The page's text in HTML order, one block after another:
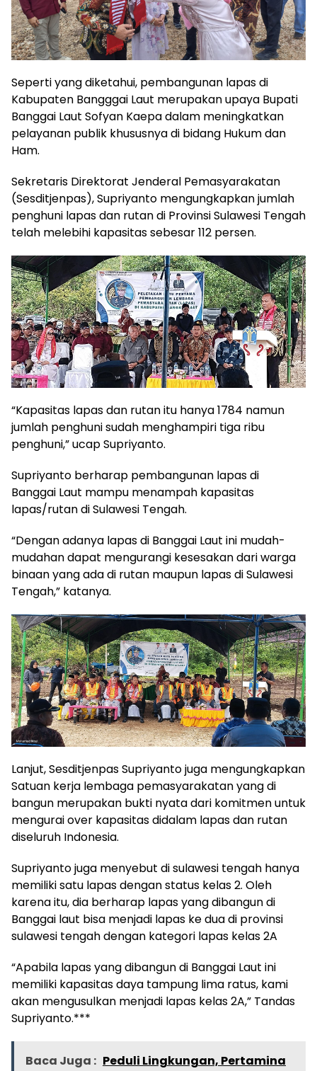
Seperti yang diketahui, pembangunan lapas di
Kabupaten Bangggai Laut merupakan upaya Bupati
Banggai Laut Sofyan Kaepa dalam meningkatkan
pelayanan publik khususnya di bidang Hukum dan
Ham.
Sekretaris Direktorat Jenderal Pemasyarakatan
(Sesditjenpas), Supriyanto mengungkapkan jumlah
penghuni lapas dan rutan di Provinsi Sulawesi Tengah
telah melebihi kapasitas sebesar 112 persen.
“Kapasitas lapas dan rutan itu hanya 1784 namun
jumlah penghuni sudah menghampiri tiga ribu
penghuni,” ucap Supriyanto.
Supriyanto berharap pembangunan lapas di
Banggai Laut mampu menampah kapasitas
lapas/rutan di Sulawesi Tengah.
“Dengan adanya lapas di Banggai Laut ini mudah-
mudahan dapat mengurangi kesesakan dari warga
binaan yang ada di rutan maupun lapas di Sulawesi
Tengah,” katanya.
Lanjut, Sesditjenpas Supriyanto juga mengungkapkan
Satuan kerja lembaga pemasyarakatan yang di
bangun merupakan bukti nyata dari komitmen untuk
mengurai over kapasitas didalam lapas dan rutan
diseluruh Indonesia.
Supriyanto juga menyebut di sulawesi tengah hanya
memiliki satu lapas dengan status kelas 2. Oleh
karena itu, dia berharap lapas yang dibangun di
Banggai laut bisa menjadi lapas ke dua di provinsi
sulawesi tengah dengan kategori lapas kelas 2A
“Apabila lapas yang dibangun di Banggai Laut ini
memiliki kapasitas daya tampung lima ratus, kami
akan mengusulkan menjadi lapas kelas 2A,” Tandas
Supriyanto.***
Baca Juga : Peduli Lingkungan, Pertamina